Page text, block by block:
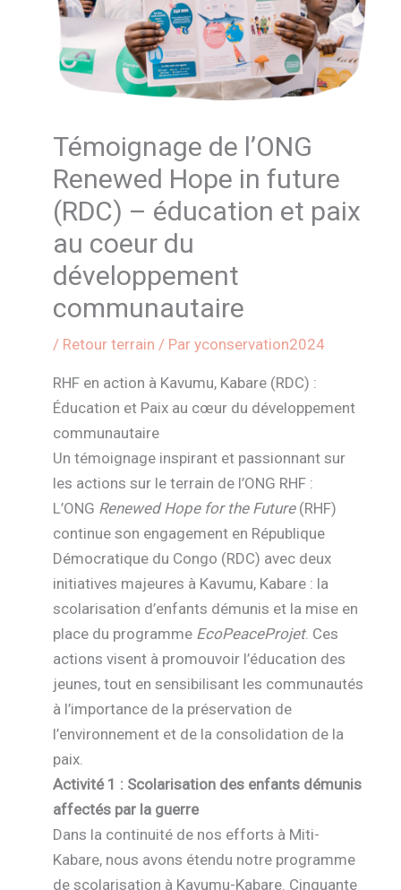
Témoignage de l’ONG
Renewed Hope in future
(RDC) – éducation et paix
au coeur du
développement
communautaire
/ Retour terrain / Paryconservation2024
RHF en action à Kavumu, Kabare (RDC) :
Éducation et Paix au cœur du développement
communautaire
Un témoignage inspirant et passionnant sur
les actions sur le terrain de l’ONG RHF :
L’ONG Renewed Hope for the Future(RHF)
continue son engagement en République
Démocratique du Congo (RDC) avec deux
initiatives majeures à Kavumu, Kabare : la
scolarisation d’enfants démunis et la mise en
place du programme EcoPeaceProjet. Ces
actions visent à promouvoir l’éducation des
jeunes, tout en sensibilisant les communautés
à l’importance de la préservation de
l’environnement et de la consolidation de la
paix.
Activité 1 : Scolarisation des enfants démunis
affectés par la guerre
Dans la continuité de nos efforts à Miti-
Kabare, nous avons étendu notre programme
de scolarisation à Kavumu-Kabare. Cinquante